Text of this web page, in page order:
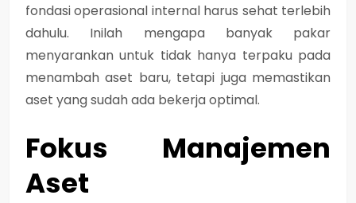
fondasi operasional internal harus sehat terlebih
dahulu. Inilah mengapa banyak pakar
menyarankan untuk tidak hanya terpaku pada
menambah aset baru, tetapi juga memastikan
aset yang sudah ada bekerja optimal.
Fokus Manajemen
Aset